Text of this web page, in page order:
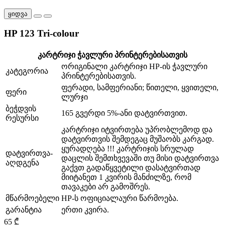
ყიდვა
HP 123 Tri-colour
კარტრიჯი ჭავლური პრინტერებისათვის
კატეგორია
ორიგინალი კარტრიჯი HP-ის ჭავლური
პრინტერებისათვის.
ფერი
ფერადი, სამფერიანი; წითელი, ყვითელი,
ლურჯი
ბეჭდვის
რესურსი
165 გვერდი 5%-ანი დატვირთვით.
დატვირთვა-
აღდგენა
კარტრიჯი იტვირთება უპრობლემოდ და
დატვირთვის შემდეგაც მუშაობს კარგად.
ყურადღება !!! კარტრიჯის სრულად
დაცლის შემთხვევაში თუ მისი დატვირთვა
გაქვთ გადაწყვეტილი დასატვირთად
მიიტანეთ 1 კვირის მანძილზე, რომ
თავაკები არ გამოშრეს.
მწარმოებელი HP-ს ოფიციალაური წარმოება.
გარანტია
ერთი კვირა.
65 ₾